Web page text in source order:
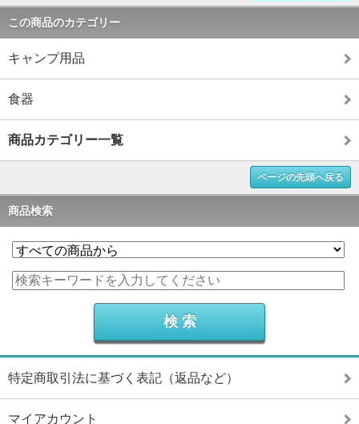
この商品のカテゴリー
キャンプ用品
食器
商品カテゴリー一覧
ページの先頭へ戻る
商品検索
特定商取引法に基づく表記（返品など）
マイアカウント